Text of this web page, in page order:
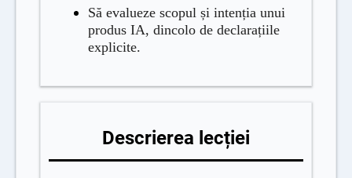
Să evalueze scopul și intenția unui
produs IA, dincolo de declarațiile
explicite.
Descrierea lecției